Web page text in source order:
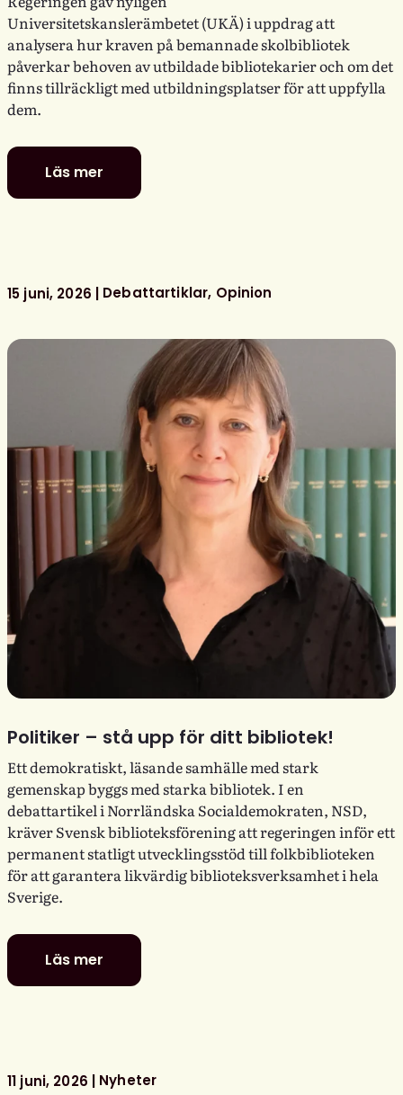
Universitetskanslerämbetet (UKÄ) i uppdrag att
analysera hur kraven på bemannade skolbibliotek
påverkar behoven av utbildade bibliotekarier och om det
finns tillräckligt med utbildningsplatser för att uppfylla
dem.
Läs mer
Fler
utbildade
bemannade
15 juni, 2026 Debattartiklar Opinion
Politiker – stå upp för ditt bibliotek!
Ett demokratiskt, läsande samhälle med stark
gemenskap byggs med starka bibliotek. I en
debattartikel i Norrländska Socialdemokraten, NSD,
kräver Svensk biblioteksförening att regeringen inför ett
permanent statligt utvecklingsstöd till folkbiblioteken
för att garantera likvärdig biblioteksverksamhet i hela
Sverige.
Läs mer
Politiker
–
ditt
11 juni, 2026 Nyheter